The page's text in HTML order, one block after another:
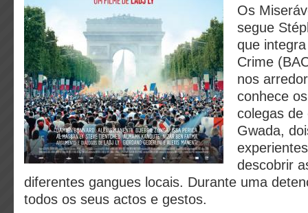
Os
segue
que
Crime
nos
conhece
colegas de
Gwada,
descobrir
diferentes gangues locais. Durante uma
todos os seus actos e gestos.